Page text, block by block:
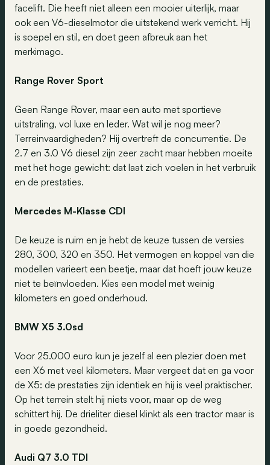
facelift. Die heeft niet alleen een mooier uiterlijk, maar
ook een V6-dieselmotor die uitstekend werk verricht. Hij
is soepel en stil, en doet geen afbreuk aan het
merkimago.
Range Rover Sport
Geen Range Rover, maar een auto met sportieve
uitstraling, vol luxe en leder. Wat wil je nog meer?
Terreinvaardigheden? Hij overtreft de concurrentie. De
2.7 en 3.0 V6 diesel zijn zeer zacht maar hebben moeite
met het hoge gewicht: dat laat zich voelen in het verbruik
en de prestaties.
Mercedes M-Klasse CDI
De keuze is ruim en je hebt de keuze tussen de versies
280, 300, 320 en 350. Het vermogen en koppel van die
modellen varieert een beetje, maar dat hoeft jouw keuze
niet te beïnvloeden. Kies een model met weinig
kilometers en goed onderhoud.
BMW X5 3.0sd
Voor 25.000 euro kun je jezelf al een plezier doen met
een X6 met veel kilometers. Maar vergeet dat en ga voor
de X5: de prestaties zijn identiek en hij is veel praktischer.
Op het terrein stelt hij niets voor, maar op de weg
schittert hij. De drieliter diesel klinkt als een tractor maar is
in goede gezondheid.
Audi Q7 3.0 TDI